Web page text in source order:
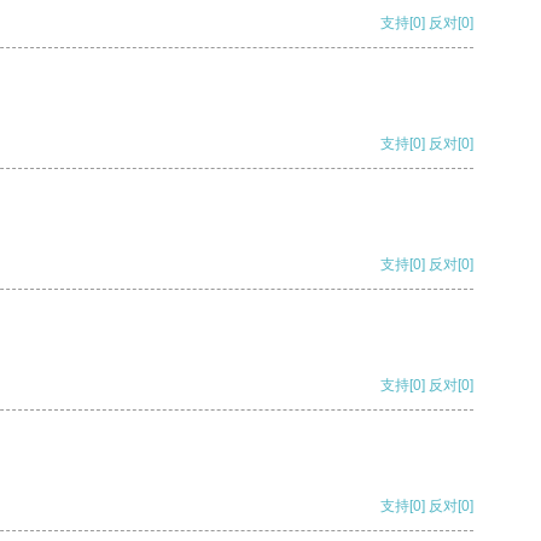
支持[0] 反对[0]
支持[0] 反对[0]
支持[0] 反对[0]
支持[0] 反对[0]
支持[0] 反对[0]